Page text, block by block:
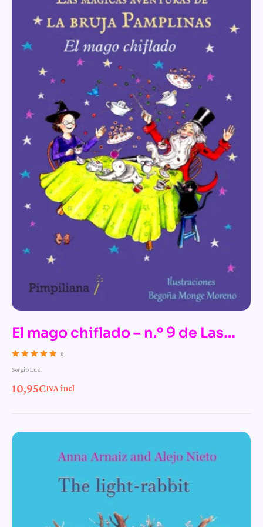
El mago chiflado – n.º 9 de Las
mágicas aventuras de la bruja
Pamplinas
1
Sergio Luz
10,95€IVA incl